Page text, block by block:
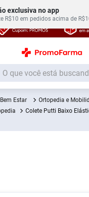
exclusiva no app
R$10 em pedidos acima de
buscando?
Estar
Ortopedia e
Colete Putti Baixo
mais buscados